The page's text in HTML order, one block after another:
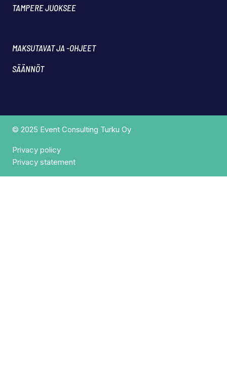
TAMPERE JUOKSEE
MAKSUTAVAT JA -OHJEET
SÄÄNNÖT
© 2025 Event Consulting Turku Oy
Privacy policy
Privacy statement